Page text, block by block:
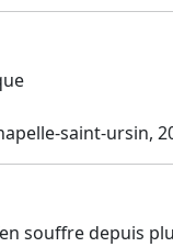
saint-ursin,
souffre depuis